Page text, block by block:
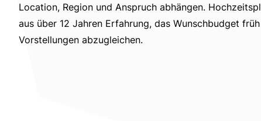
Location, Region und Anspruch abhängen.
aus über 12 Jahren Erfahrung, das Wunschbudget
Vorstellungen abzugleichen.